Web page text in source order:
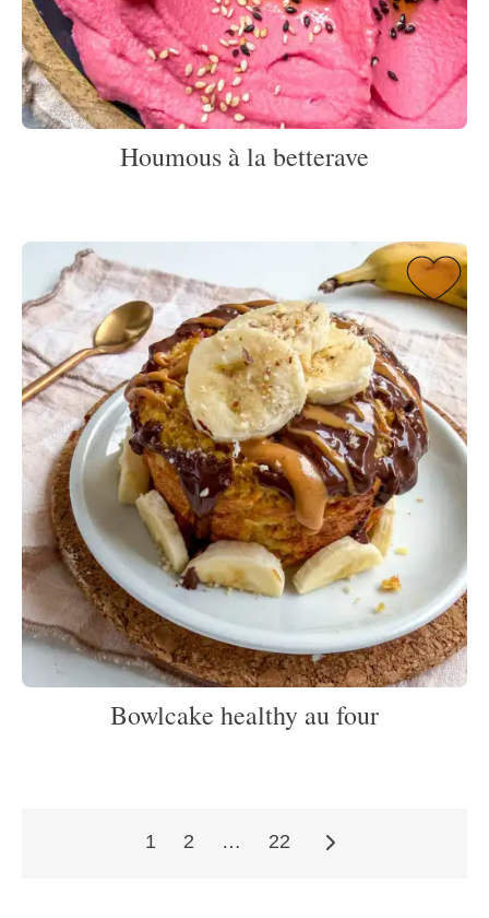
Houmous à la betterave
Bowlcake healthy au four
Pagination1 2 … 22